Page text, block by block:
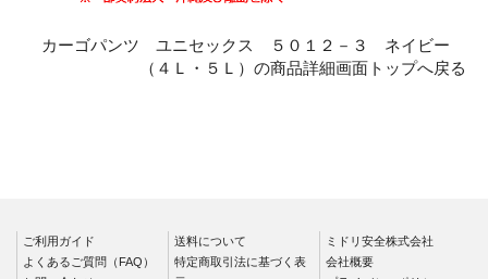
ア
カーゴパンツ ユニセックス ５０１２－３ ネイビー
（４Ｌ・５Ｌ）の商品詳細画面トップへ戻る
ご利用ガイド
よくあるご質問（FAQ）
送料について
特定商取引法に基づく表
ミドリ安全株式会社
会社概要